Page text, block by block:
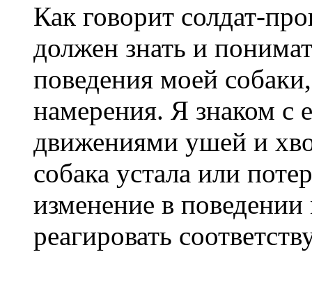
Как говорит солдат-
должен знать и
поведения моей
намерения. Я знаком с
движениями ушей и
собака устала или
изменение в
реагировать